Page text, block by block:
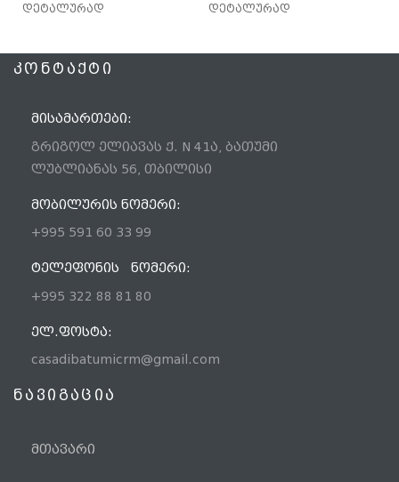
დეტალურად დეტალურად
ᲙᲝᲜᲢᲐᲥᲢᲘ
ᲛᲘᲡᲐᲛᲐᲠᲗᲔᲑᲘ:
გრიგოლ ელიავას ქ. N 41ა, ბათუმი
ლუბლიანას 56, თბილისი
ᲛᲝᲑᲘᲚᲣᲠᲘᲡ ᲜᲝᲛᲔᲠᲘ:
+995 591 60 33 99
ᲢᲔᲚᲔᲤᲝᲜᲘᲡ ᲜᲝᲛᲔᲠᲘ:
+995 322 88 81 80
ᲔᲚ.ᲤᲝᲡᲢᲐ:
casadibatumicrm@gmail.com
ნავიგაცია
მთავარი